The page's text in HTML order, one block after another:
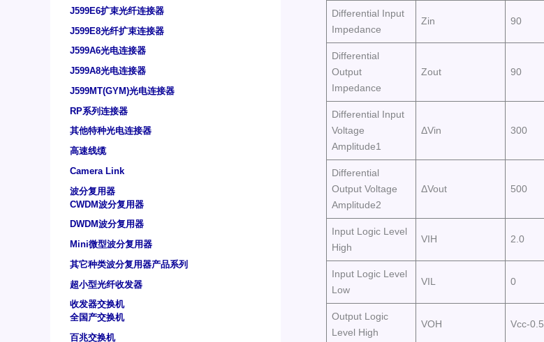
J599E6扩束光纤连接器
J599E8光纤扩束连接器
J599A6光电连接器
J599A8光电连接器
J599MT(GYM)光电连接器
RP系列连接器
其他特种光电连接器
高速线缆
Camera Link
波分复用器
CWDM波分复用器
DWDM波分复用器
Mini微型波分复用器
其它种类波分复用器产品系列
超小型光纤收发器
收发器交换机
全国产交换机
百兆交换机
Differential Input
Impedance
Zin 90
Differential
Output
Impedance
Zout 90
Differential Input
Voltage
Amplitude1
ΔVin 300
Differential
Output Voltage
Amplitude2
ΔVout 500
Input Logic Level
High
VIH 2.0
Input Logic Level
Low
VIL 0
Output Logic
Level High
VOH Vcc-0.5